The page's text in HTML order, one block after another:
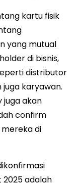
kartu fisik
yang mutual
di bisnis,
distributor
karyawan.
juga akan
confirm
di
2025 adalah